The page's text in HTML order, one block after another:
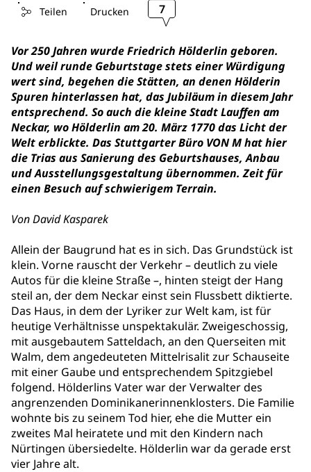
Teilen Drucken 7
Vor 250 Jahren wurde Friedrich Hölderlin geboren.
Und weil runde Geburtstage stets einer Würdigung
wert sind, begehen die Stätten, an denen Hölderin
Spuren hinterlassen hat, das Jubiläum in diesem Jahr
entsprechend. So auch die kleine Stadt Lauffen am
Neckar, wo Hölderlin am 20. März 1770 das Licht der
Welt erblickte. Das Stuttgarter Büro VON M hat hier
die Trias aus Sanierung des Geburtshauses, Anbau
und Ausstellungsgestaltung übernommen. Zeit für
einen Besuch auf schwierigem Terrain.
Von David Kasparek
Allein der Baugrund hat es in sich. Das Grundstück ist
klein. Vorne rauscht der Verkehr – deutlich zu viele
Autos für die kleine Straße –, hinten steigt der Hang
steil an, der dem Neckar einst sein Flussbett diktierte.
Das Haus, in dem der Lyriker zur Welt kam, ist für
heutige Verhältnisse unspektakulär. Zweigeschossig,
mit ausgebautem Satteldach, an den Querseiten mit
Walm, dem angedeuteten Mittelrisalit zur Schauseite
mit einer Gaube und entsprechendem Spitzgiebel
folgend. Hölderlins Vater war der Verwalter des
angrenzenden Dominikanerinnenklosters. Die Familie
wohnte bis zu seinem Tod hier, ehe die Mutter ein
zweites Mal heiratete und mit den Kindern nach
Nürtingen übersiedelte. Hölderlin war da gerade erst
vier Jahre alt.